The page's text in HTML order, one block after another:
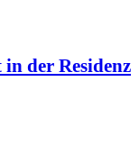
der Residenz